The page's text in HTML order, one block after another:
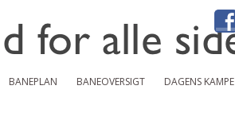
BANEPLAN BANEOVERSIGT DAGENS KAMPE